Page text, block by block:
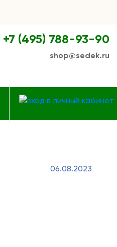
+7 (495) 788-93-90
shop@sedek.ru
06.08.2023